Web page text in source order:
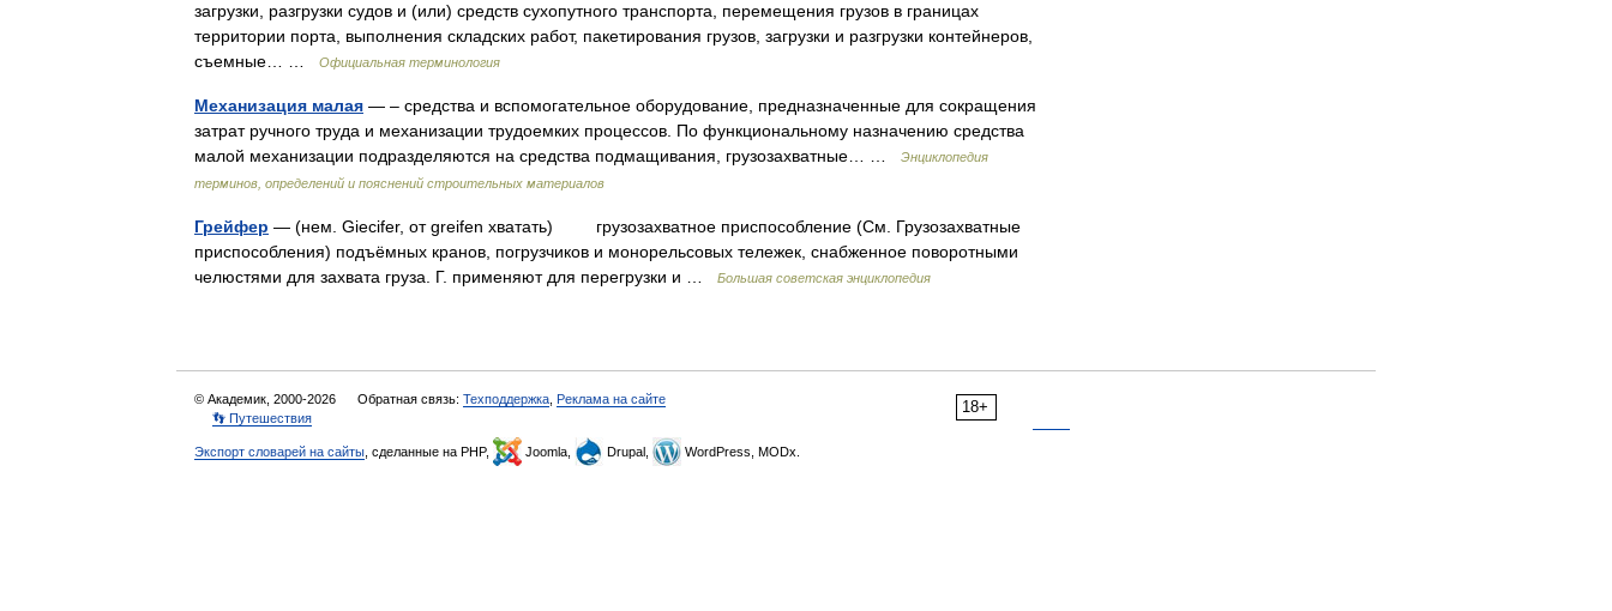
загрузки, разгрузки судов и (или) средств сухопутного транспорта, перемещения грузов в границах
территории порта, выполнения складских работ, пакетирования грузов, загрузки и разгрузки контейнеров,
съемные… …
Официальная терминология
Механизация малая — – средства и вспомогательное оборудование, предназначенные для сокращения
затрат ручного труда и механизации трудоемких процессов. По функциональному назначению средства
малой механизации подразделяются на средства подмащивания, грузозахватные… …
Энциклопедия
терминов, определений и пояснений строительных материалов
Грейфер — (нем. Giecifer, от greifen xватать) грузозахватное приспособление (См. Грузозахватные
приспособления) подъёмных кранов, погрузчиков и монорельсовых тележек, снабженное поворотными
челюстями для захвата груза. Г. применяют для перегрузки и …
Большая советская энциклопедия
18+
© Академик, 2000-2026 Обратная связь: Техподдержка Реклама на сайте
👣 Путешествия
Экспорт словарей на сайты , сделанные на PHP, Joomla, Drupal, WordPress, MODx.